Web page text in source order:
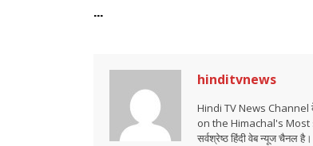
...
hinditvnews
Hindi TV News Channel
on the Himachal's Most
सर्वश्रेष्ठ हिंदी वेब न्यूज चैनल